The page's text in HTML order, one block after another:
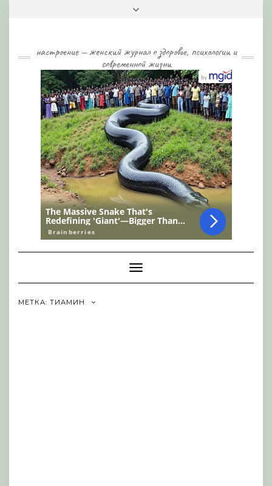
настроение — женский журнал о здоровье, психологии и
современной жизни
Toggle
Navigation
МЕТКА: ТИАМИН